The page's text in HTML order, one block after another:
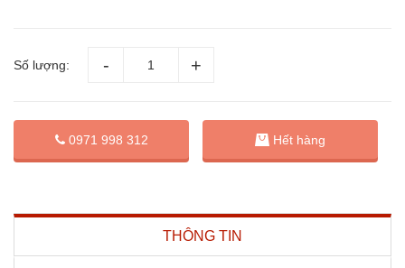
Số lượng:
0971 998 312 Hết hàng
THÔNG TIN